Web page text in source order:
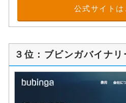
公式サイトは
３位：ブビンガバイナリ